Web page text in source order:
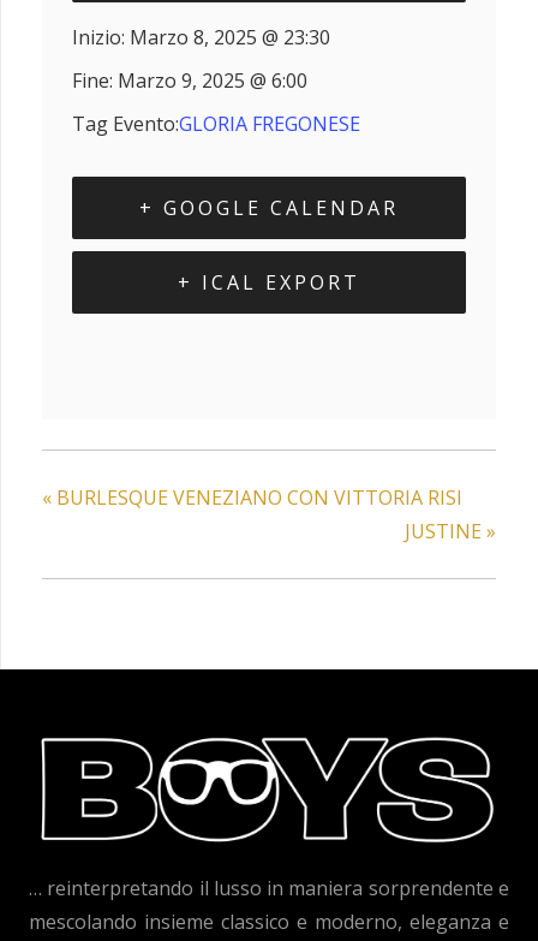
Inizio: Marzo 8, 2025 @ 23:30
Fine: Marzo 9, 2025 @ 6:00
Tag Evento:GLORIA FREGONESE
+ GOOGLE CALENDAR
+ ICAL EXPORT
« BURLESQUE VENEZIANO CON VITTORIA RISI
JUSTINE »
… reinterpretando il lusso in maniera sorprendente e
mescolando insieme classico e moderno, eleganza e